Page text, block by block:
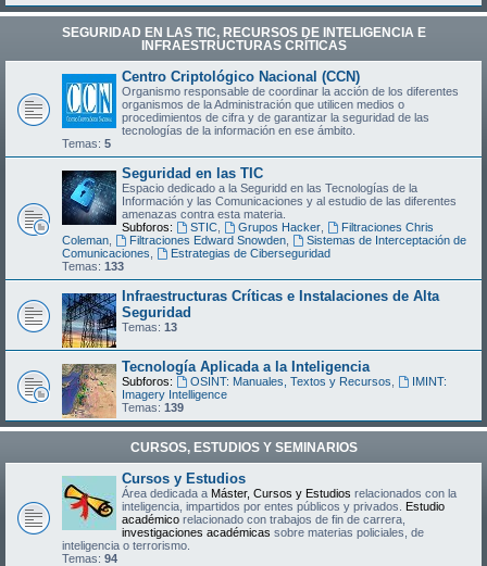
SEGURIDAD EN LAS TIC, RECURSOS DE INTELIGENCIA E
INFRAESTRUCTURAS CRÍTICAS
Centro Criptológico Nacional (CCN)
Organismo responsable de coordinar la acción de los diferentes
organismos de la Administración que utilicen medios o
procedimientos de cifra y de garantizar la seguridad de las
tecnologías de la información en ese ámbito.
Temas: 5
Seguridad en las TIC
Espacio dedicado a la Seguridd en las Tecnologías de la
Información y las Comunicaciones y al estudio de las diferentes
amenazas contra esta materia.
Subforos:
STIC, Grupos Hacker,
Filtraciones Chris
Coleman
Filtraciones Edward Snowden,
Sistemas de Interceptación de
Comunicaciones
Estrategias de Ciberseguridad
Temas: 133
Infraestructuras Críticas e Instalaciones de Alta
Seguridad
Temas: 13
Tecnología Aplicada a la Inteligencia
Subforos: OSINT: Manuales, Textos y Recursos
IMINT:
Imagery Intelligence
Temas: 139
CURSOS, ESTUDIOS Y SEMINARIOS
Cursos y Estudios
Área dedicada a Máster, Cursos y Estudios relacionados con la
inteligencia, impartidos por entes públicos y privados. Estudio
académico relacionado con trabajos de fin de carrera,
investigaciones académicas sobre materias policiales, de
inteligencia o terrorismo.
Temas: 94